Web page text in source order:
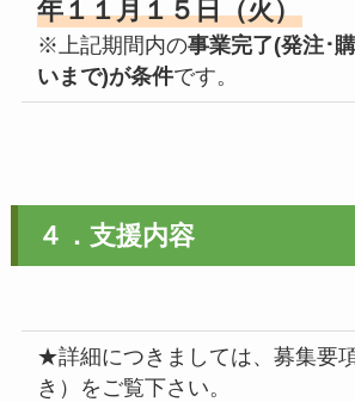
年１１月１５日（火）
※上記期間内の事業完了(発注･
いまで)が条件です。
４．支援内容
★詳細につきましては、募集要
き）をご覧下さい。